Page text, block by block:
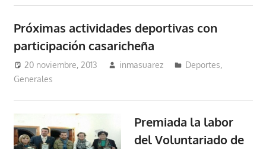
Próximas actividades deportivas con
participación casaricheña
20 noviembre, 2013 inmasuarez Deportes,
Generales
Premiada la labor
del Voluntariado de